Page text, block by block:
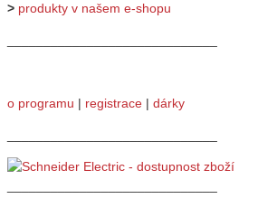
> produkty v našem e-shopu
o programu | registrace | dárky